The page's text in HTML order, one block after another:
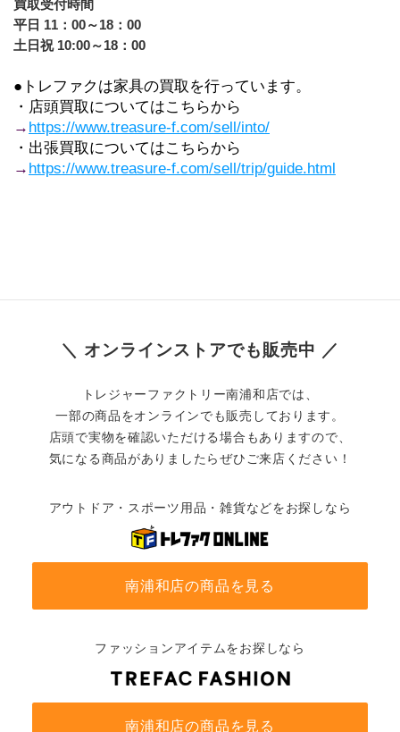
買取受付時間
平日 11：00～18：00
土日祝 10:00～18：00
●トレファクは家具の買取を行っています。
・店頭買取についてはこちらから
→ https://www.treasure-f.com/sell/into/
・出張買取についてはこちらから
→ https://www.treasure-f.com/sell/trip/guide.html
＼ オンラインストアでも販売中 ／
トレジャーファクトリー南浦和店では、
一部の商品をオンラインでも販売しております。
店頭で実物を確認いただける場合もありますので、
気になる商品がありましたらぜひご来店ください！
アウトドア・スポーツ用品・雑貨などをお探しなら
南浦和店の商品を見る
ファッションアイテムをお探しなら
南浦和店の商品を見る